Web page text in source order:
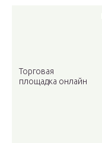
Торговая
площадка онлайн